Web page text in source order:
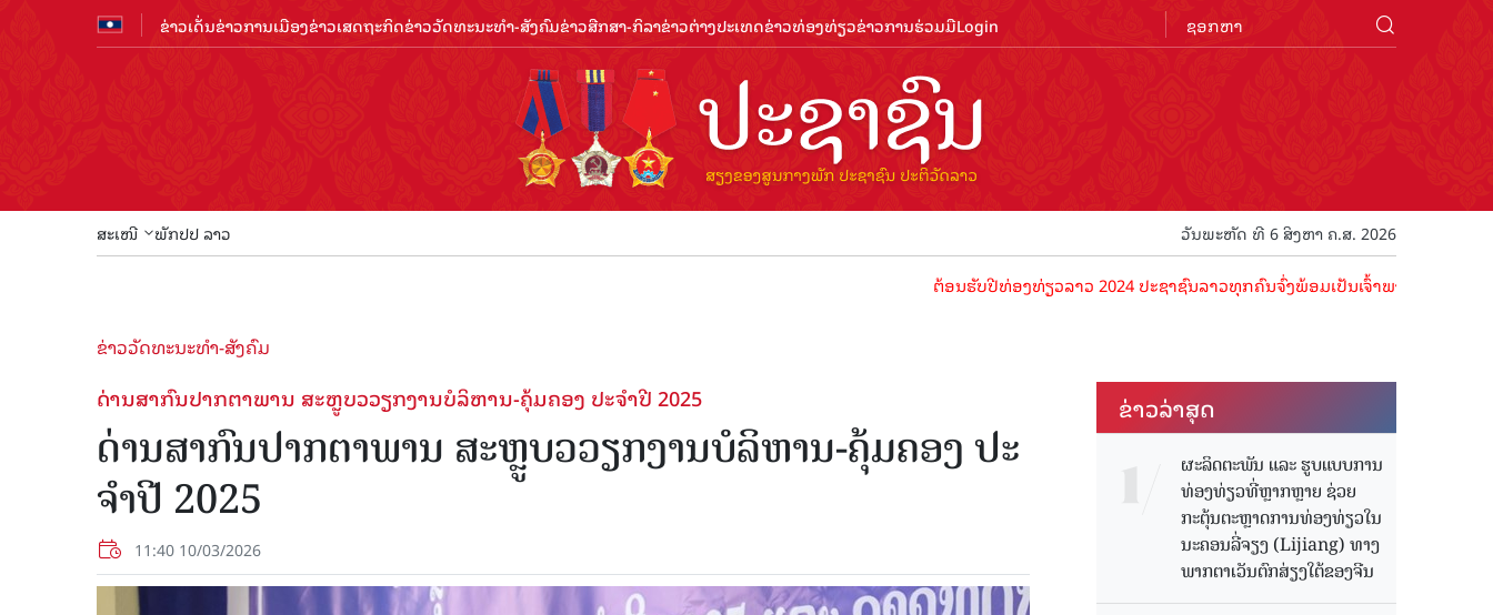
ຂ່າວເດັ່ນຂ່າວການເມືອງຂ່າວເສດຖະກິດຂ່າວວັດທະນະທຳ-ສັງຄົມຂ່າວສືກສາ-ກິລາຂ່າວຕ່າງປະເທດຂ່າວທ່ອງທ່ຽວຂ່າວການຮ່ວມມືLogin
ສະເໜີ ພັກປປ ລາວ ວັນພະຫັດ ທີ 6 ສິງຫາ ຄ.ສ. 2026
ຕ້ອນຮັບປີທ່ອງທ່ຽວລາວ 2024 ປະຊາຊົນລາວທຸກຄົນຈົ່ງພ້ອມເປັນເຈົ້າພາບທີ່ດີ ຕ້ອນຮັບນັກທ່ອ
ຂ່າວວັດທະນະທຳ-ສັງຄົມ
ດ່ານສາກົນປາກຕາພານ ສະຫຼູບວວຽກງານບໍລິຫານ-ຄຸ້ມຄອງ ປະຈໍາປີ 2025
ດ່ານສາກົນປາກຕາພານ ສະຫຼູບວວຽກງານບໍລິຫານ-ຄຸ້ມຄອງ ປະ
ຈໍາປີ 2025
11:40 10/03/2026
ຂ່າວ​ລ່າ​ສຸດ
ຜະລິດຕະພັນ ແລະ ຮູບແບບການ
ທ່ອງທ່ຽວທີ່ຫຼາກຫຼາຍ ຊ່ວຍ
ກະຕຸ້ນຕະຫຼາດການທ່ອງທ່ຽວໃນ
ນະຄອນລີ່ຈຽງ (Lijiang) ທາງ
ພາກຕາເວັນຕົກສ່ຽງໃຕ້ຂອງຈີນ